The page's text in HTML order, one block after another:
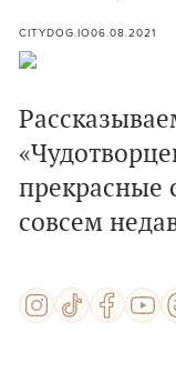
CITYDOG.IO06.08.2021
прекрасные
совсем